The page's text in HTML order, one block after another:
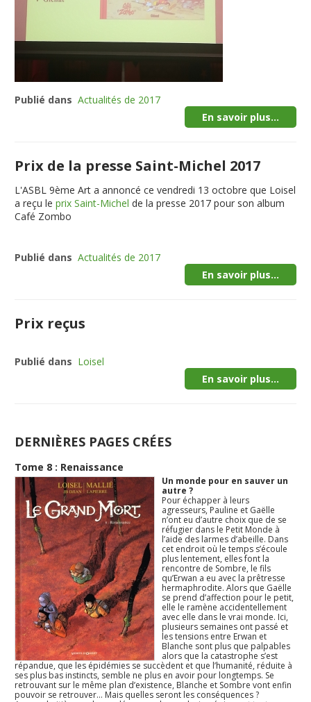
Publié dans Actualités de 2017
En savoir plus...
Prix de la presse Saint-Michel 2017
L'ASBL 9ème Art a annoncé ce vendredi 13 octobre que Loisel
a reçu leprix Saint-Michelde la presse 2017 pour son album
Café Zombo
Publié dans Actualités de 2017
En savoir plus...
Prix reçus
Publié dans Loisel
En savoir plus...
DERNIÈRES PAGES CRÉES
Tome 8 : Renaissance
Un monde pour en sauver un
autre ?
Pour échapper à leurs
agresseurs, Pauline et Gaëlle
n’ont eu d’autre choix que de se
réfugier dans le Petit Monde à
l’aide des larmes d’abeille. Dans
cet endroit où le temps s’écoule
plus lentement, elles font la
rencontre de Sombre, le fils
qu’Erwan a eu avec la prêtresse
hermaphrodite. Alors que Gaëlle
se prend d’affection pour le petit,
elle le ramène accidentellement
avec elle dans le vrai monde. Ici,
plusieurs semaines ont passé et
les tensions entre Erwan et
Blanche sont plus que palpables
alors que la catastrophe s’est
répandue, que les épidémies se succèdent et que l’humanité, réduite à
ses plus bas instincts, semble ne plus en avoir pour longtemps. Se
retrouvant sur le même plan d’existence, Blanche et Sombre vont enfin
pouvoir se retrouver… Mais quelles seront les conséquences ?